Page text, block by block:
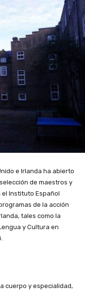
e Irlanda ha abierto
de maestros y
Instituto Español
de la acción
tales como la
y Cultura en
cuerpo y especialidad,